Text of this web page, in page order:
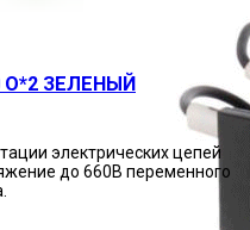
О*2 ЗЕЛЕНЫЙ
электрических цепей
до 660В переменного